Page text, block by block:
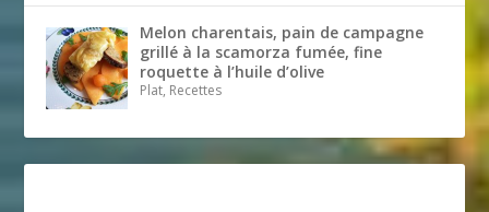
Melon charentais, pain de campagne
grillé à la scamorza fumée, fine
roquette à l’huile d’olive
Plat, Recettes